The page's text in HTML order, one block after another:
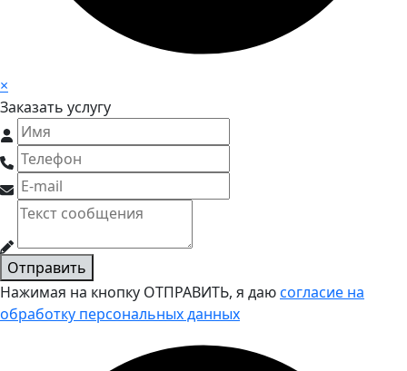
×
Заказать услугу
Отправить
Нажимая на кнопку ОТПРАВИТЬ, я даюсогласие на
обработку персональных данных